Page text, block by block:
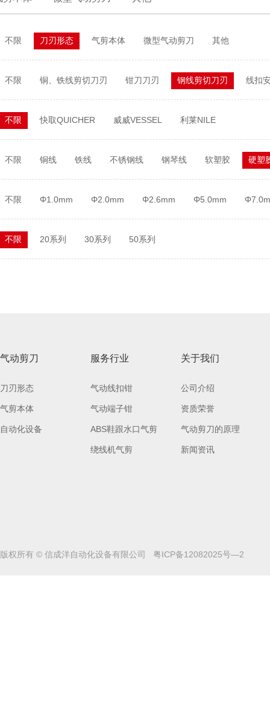
不限 刀刃形态 气剪本体 微型气动剪刀 其他
不限 铜、铁线剪切刀刃 钳刀刀刃 钢线剪切刀刃 线扣
不限 快取QUICHER 威威VESSEL 利莱NILE
不限 铜线 铁线 不锈钢线 钢琴线 软塑胶 硬塑
不限 Φ1.0mm Φ2.0mm Φ2.6mm Φ5.0mm
不限 20系列 30系列 50系列
气动剪刀
刀刃形态
气剪本体
自动化设备
服务行业
气动线扣钳
气动端子钳
ABS鞋跟水口气剪
绕线机气剪
关于我们
公司介绍
资质荣誉
气动剪刀的原理
新闻资讯
版权所有 © 信成洋自动化设备有限公司 粤ICP备12082025号—2